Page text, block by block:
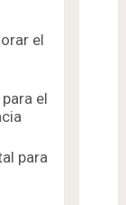
el
el
para